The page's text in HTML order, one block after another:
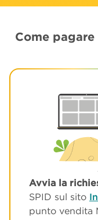
Come
Avvia la
SPID sul sito
punto vendita